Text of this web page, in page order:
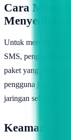
Cara
Untuk memilih
SMS, pengguna
paket yang
pengguna juga
jaringan seluler yang
Keamanan